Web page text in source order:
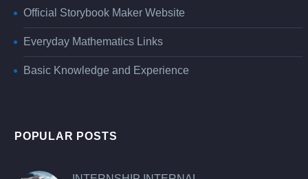
Official Storybook Maker Website
Everyday Mathematics Links
Basic Knowledge and Experience
POPULAR POSTS